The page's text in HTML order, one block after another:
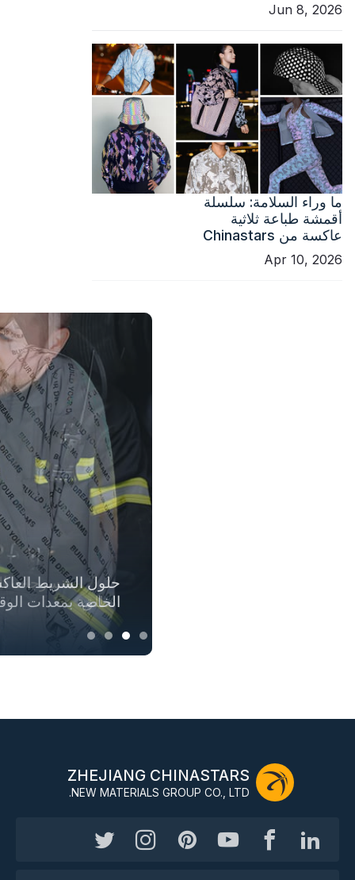
Jun 8, 2026
ما وراء السلامة: سلسلة
أقمشة طباعة ثلاثية
عاكسة من Chinastars
Apr 10, 2026
حلول الشريط
الخاصة بمعدات
حلول المنسوجات
الطلق
حلول الأقمشة
للملابس الخارجية
حلول الملابس
بأكملها
ZHEJIANG CHINASTARS
NEW MATERIALS GROUP CO., LTD.